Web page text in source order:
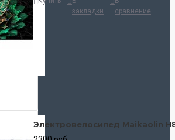
закладки
сравнение
Электровелосипед Maikaolin